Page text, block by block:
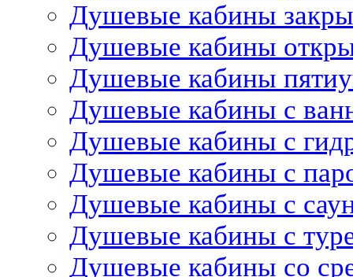
Душевые кабины
Душевые кабины
Душевые кабины
Душевые кабины с
Душевые кабины с
Душевые кабины с
Душевые кабины с
Душевые кабины с
Душевые кабины со